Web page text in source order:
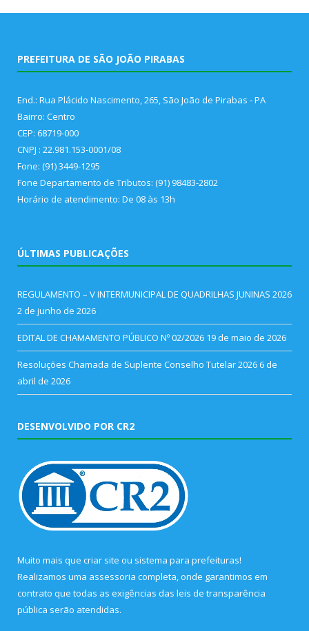
PREFEITURA DE SÃO JOÃO PIRABAS
End.: Rua Plácido Nascimento, 265, São João de Pirabas - PA
Bairro: Centro
CEP: 68719-000
CNPJ : 22.981.153-0001/08
Fone: (91) 3449-1295
Fone Departamento de Tributos: (91) 98483-2802
Horário de atendimento: De 08 às 13h
ÚLTIMAS PUBLICAÇÕES
REGULAMENTO – V INTERMUNICIPAL DE QUADRILHAS JUNINAS 2026
2 de junho de 2026
EDITAL DE CHAMAMENTO PÚBLICO Nº 02/2026 19 de maio de 2026
Resoluções Chamada de Suplente Conselho Tutelar 2026 6 de
abril de 2026
DESENVOLVIDO POR CR2
Muito mais que criar site ou sistema para prefeituras!
Realizamos uma assessoria completa, onde garantimos em
contrato que todas as exigências das leis de transparência
pública serão atendidas.